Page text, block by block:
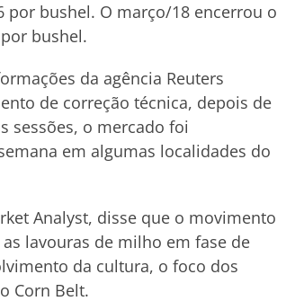
por bushel. O março/18 encerrou o
bushel.
da agência Reuters
de correção técnica, depois de
sessões, o mercado foi
em algumas localidades do
Analyst, disse que o movimento
lavouras de milho em fase de
da cultura, o foco dos
Corn Belt.